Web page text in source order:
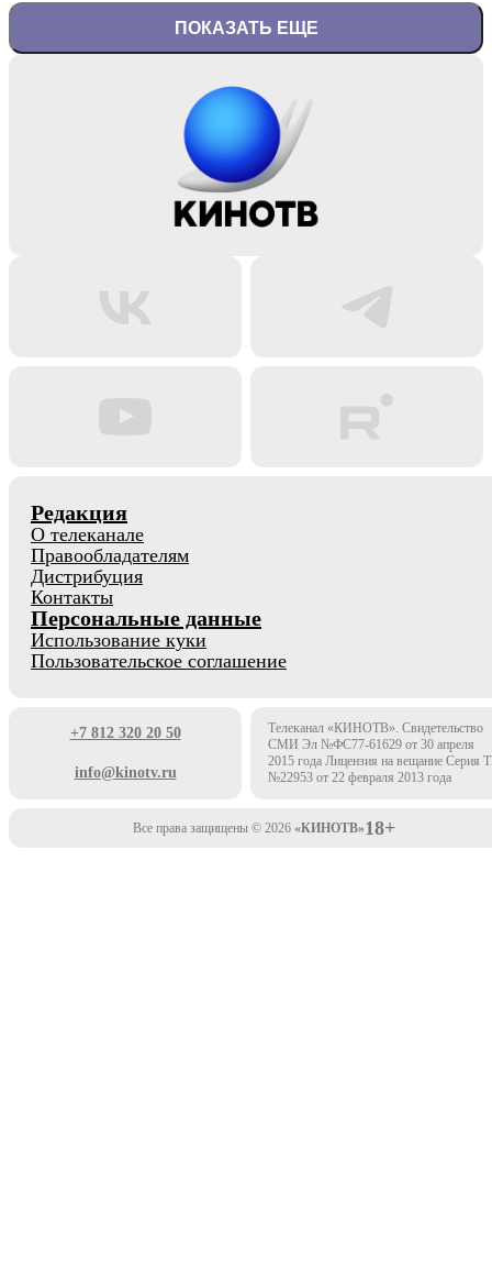
ПОКАЗАТЬ ЕЩЕ
Редакция
О телеканале
Правообладателям
Дистрибуция
Контакты
Персональные данные
Использование куки
Пользовательское соглашение
+7 812 320 20 50
info@kinotv.ru
Телеканал «КИНОТВ». Свидетельство
СМИ Эл №ФС77-61629 от 30 апреля
2015 года Лицензия на вещание Серия
№22953 от 22 февраля 2013 года
Все права защищены © 2026 «КИНОТВ»18+